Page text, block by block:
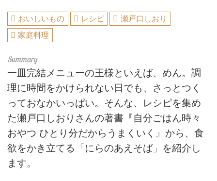
おいしいもの レシピ
瀬戸口しおり
家庭料理
一皿完結メニューの王様といえば、めん。調
理に時間をかけられない日でも、さっとつく
っておなかいっぱい。そんな、レシピを集め
た瀬戸口しおりさんの著書『自分ごはん時々
おやつ ひとり分だからうまくいく』から、食
欲をかき立てる「にらのあえそば」を紹介し
ます。